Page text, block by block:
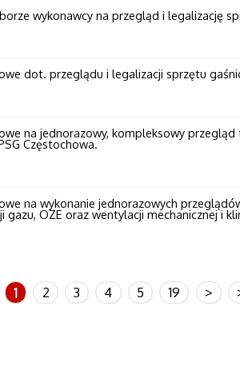
wykonawcy na przegląd i legalizację
dot. przeglądu i legalizacji sprzętu
na jednorazowy, kompleksowy
Częstochowa.
na wykonanie jednorazowych
gazu, OZE oraz wentylacji mechanicznej i
1 2 3 4 5 19 >